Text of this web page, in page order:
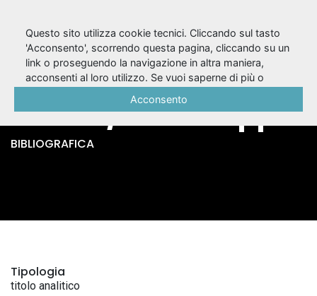
Sabato, domenica e
lunedì / E. De Filippo
BIBLIOGRAFICA
Tipologia
titolo analitico
Questo sito utilizza cookie tecnici. Cliccando sul tasto
'Acconsento', scorrendo questa pagina, cliccando su un
link o proseguendo la navigazione in altra maniera,
acconsenti al loro utilizzo. Se vuoi saperne di più o
Acconsento